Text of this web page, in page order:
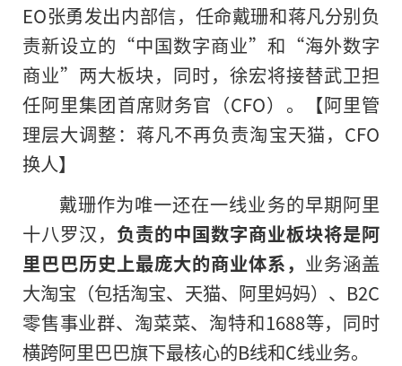
EO张勇发出内部信，任命戴珊和蒋凡分别负
责新设立的“中国数字商业”和“海外数字
商业”两大板块，同时，徐宏将接替武卫担
任阿里集团首席财务官（CFO）。【阿里管
理层大调整：蒋凡不再负责淘宝天猫，CFO
换人】
戴珊作为唯一还在一线业务的早期阿里
十八罗汉， 负责的中国数字商业板块将是阿
里巴巴历史上最庞大的商业体系， 业务涵盖
大淘宝（包括淘宝、天猫、阿里妈妈）、B2C
零售事业群、淘菜菜、淘特和1688等，同时
横跨阿里巴巴旗下最核心的B线和C线业务。